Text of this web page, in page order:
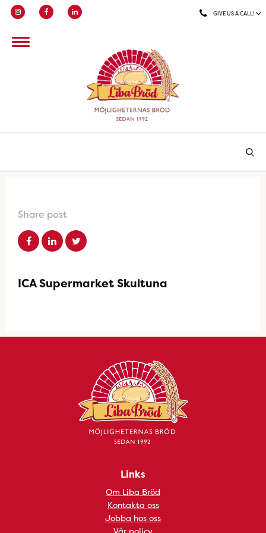
GIVE US A CALL!
Share post
ICA Supermarket Skultuna
Links
Om Liba Bröd
Kontakta oss
Jobba hos oss